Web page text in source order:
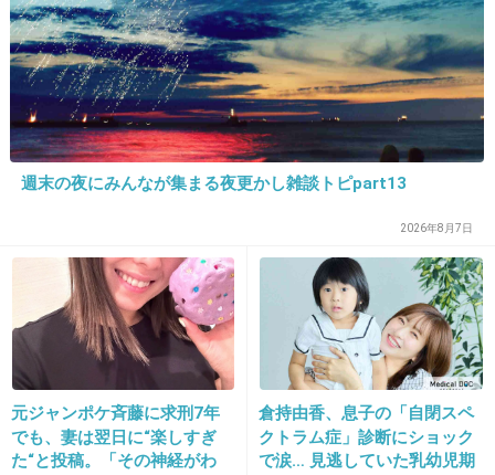
21. 匿名2026/07/08(水) 00:04:57
日韓芸能界どちらの国の事務所も互いに協力し
あってるから事務所の資本だけで韓国
だ！！！！って騒ぐのよく分からないな
日本事務所の日本人アーティストの海外進出に
韓国事務所がサポートしてたりもするよね
-8
22. 匿名 2026/07/08(水) 00:05:33
>>19
雑貨の福袋？
イミフ
週末の夜にみんなが集まる夜更かし雑談トピpart13
2026年8月7日
元ジャンポケ斉藤に求刑7年
でも、妻は翌日に“楽しすぎ
た“と投稿。「その神経がわ
倉持由香、息子の「自閉スペ
クトラム症」診断にショック
で涙… 見逃していた乳幼児期